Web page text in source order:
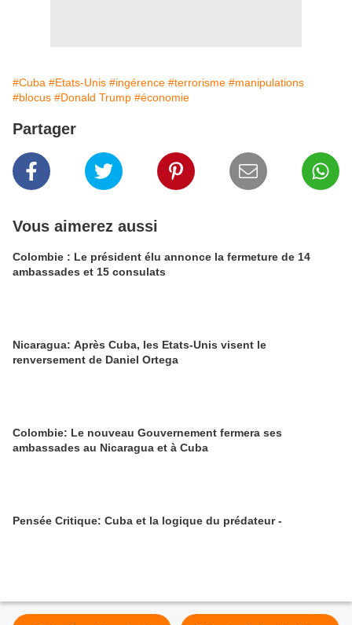
#Cuba #Etats-Unis #ingérence #terrorisme #manipulations
#blocus #Donald Trump #économie
Partager
Vous aimerez aussi
Colombie : Le président élu annonce la fermeture de 14
ambassades et 15 consulats
Nicaragua: Après Cuba, les Etats-Unis visent le
renversement de Daniel Ortega
Colombie: Le nouveau Gouvernement fermera ses
ambassades au Nicaragua et à Cuba
Pensée Critique: Cuba et la logique du prédateur -